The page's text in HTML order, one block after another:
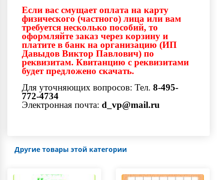
Если вас смущает оплата на карту
физического (частного) лица или вам
требуется несколько пособий, то
оформляйте заказ через корзину и
платите в банк на организацию (ИП
Давыдов Виктор Павлович) по
реквизитам. Квитанцию с реквизитами
будет предложено скачать.
Для уточняющих вопросов: Тел. 8-495-
772-4734
Электронная почта: d_vp@mail.ru
Другие товары этой категории